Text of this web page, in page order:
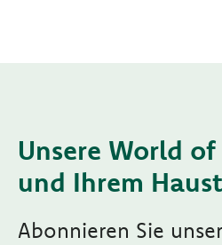
Unsere World
und Ihrem
Abonnieren Sie